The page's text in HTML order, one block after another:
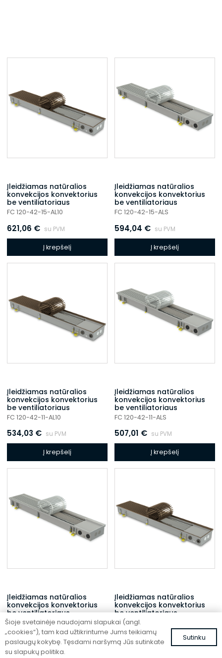
Įleidžiamas natūralios
konvekcijos konvektorius
be ventiliatoriaus
FC 120-42-15-AL10
621,06 € su PVM
Į krepšelį
Įleidžiamas natūralios
konvekcijos konvektorius
be ventiliatoriaus
FC 120-42-15-ALS
594,04 € su PVM
Į krepšelį
Įleidžiamas natūralios
konvekcijos konvektorius
be ventiliatoriaus
FC 120-42-11-AL10
534,03 € su PVM
Į krepšelį
Įleidžiamas natūralios
konvekcijos konvektorius
be ventiliatoriaus
FC 120-42-11-ALS
507,01 € su PVM
Į krepšelį
Įleidžiamas natūralios
konvekcijos konvektorius
be ventiliatoriaus
FC 120-42-9-ALS
504,49€ su PVM
Įleidžiamas natūralios
konvekcijos konvektorius
be ventiliatoriaus
FC 120-22-15-AL10
434,23€ su PVM
Šioje svetainėje naudojami slapukai (angl.
„cookies“), tam kad užtikrintume Jums teikiamų
paslaugų kokybę. Tęsdami naršymą Jūs sutinkate
su slapukų politika.
Sutinku